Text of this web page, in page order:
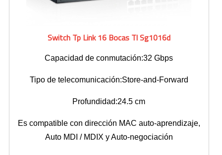
Switch Tp Link 16 Bocas Tl Sg1016d
Capacidad de conmutación:32 Gbps
Tipo de telecomunicación:Store-and-Forward
Profundidad:24.5 cm
Es compatible con dirección MAC auto-aprendizaje,
Auto MDI / MDIX y Auto-negociación